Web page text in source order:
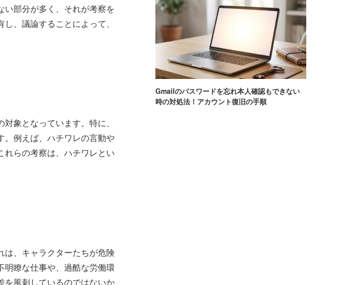
い部分が多く、それが考察を
、議論することによって、
象となっています。特に、
。例えば、ハチワレの言動や
れらの考察は、ハチワレとい
は、キャラクターたちが危険
明瞭な仕事や、過酷な労働環
を風刺しているのではないか
Gmailのパスワードを忘れ本人確認もできない
時の対処法！アカウント復旧の手順